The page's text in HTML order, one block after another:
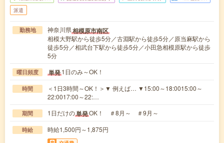
派遣
勤務地 神奈川県相模原市南区
相模大野駅から徒歩5分／古淵駅から徒歩5分／原当麻駅から
徒歩5分／相武台下駅から徒歩5分／小田急相模原駅から徒歩
5分
曜日頻度 単発1日のみ～OK！
時間
＜1日3時間～OK！＞▼ 例えば… ▼15:00～18:0015:00～
22:0017:00～22:…
期間 1日だけの単発OK！ ＃8月～ ＃9月～
時給 時給1,500円～1,875円